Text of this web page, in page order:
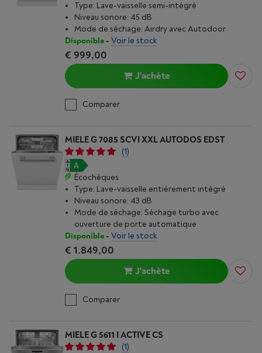
Type: Lave-vaisselle semi-intégré
Niveau sonore: 45 dB
Mode de séchage: Airdry avec Autodoor
Disponible- Voir le stock
€ 999,00
J'achète
Comparer
MIELE G 7085 SCVI XXL AUTODOS EDST
(1)
Écochèques
Type: Lave-vaisselle entièrement intégré
Niveau sonore: 43 dB
Mode de séchage: Séchage turbo avec
ouverture de porte automatique
Disponible- Voir le stock
€ 1.849,00
J'achète
Comparer
MIELE G 5611 I ACTIVE CS
(1)